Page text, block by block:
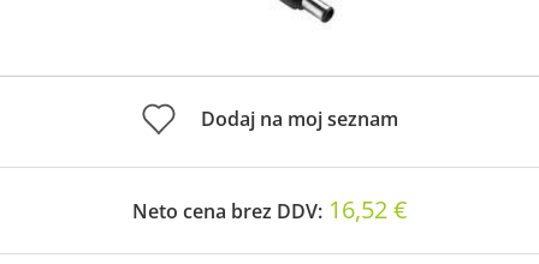
Dodaj na moj seznam
Neto cena brez DDV: 16,52 €